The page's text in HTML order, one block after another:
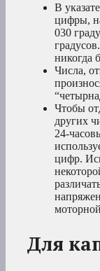
В
цифры,
030
никогда
Числа,
Чтобы
других
24-
цифр.
Для